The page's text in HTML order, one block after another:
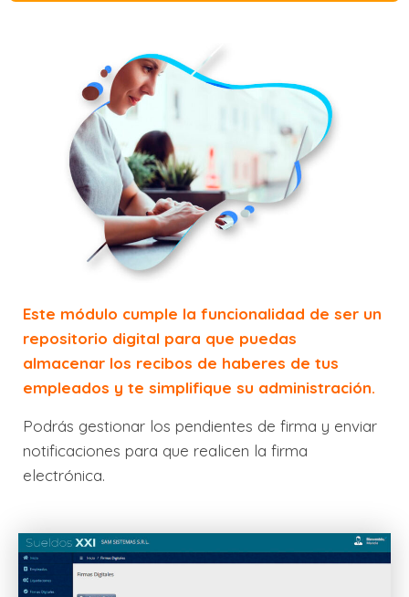
Este módulo cumple la funcionalidad de ser un
repositorio digital para que puedas
almacenar los recibos de haberes de tus
empleados y te simplifique su administración.
Podrás gestionar los pendientes de firma y enviar
notificaciones para que realicen la firma
electrónica.